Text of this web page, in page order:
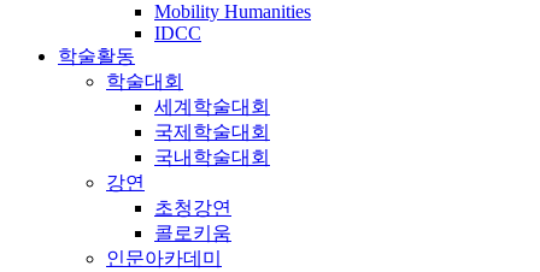
Mobility Humanities
IDCC
학술활동
학술대회
세계학술대회
국제학술대회
국내학술대회
강연
초청강연
콜로키움
인문아카데미